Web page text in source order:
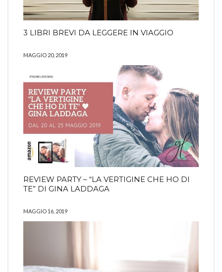
3 LIBRI BREVI DA LEGGERE IN VIAGGIO
MAGGIO 20, 2019
REVIEW PARTY – “LA VERTIGINE CHE HO DI
TE” DI GINA LADDAGA
MAGGIO 16, 2019